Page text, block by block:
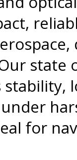
stability,
for